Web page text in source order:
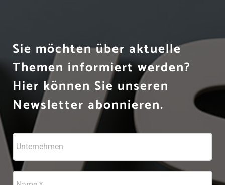
Sie möchten über aktuelle
Themen informiert werden?
Hier können Sie unseren
Newsletter abonnieren.